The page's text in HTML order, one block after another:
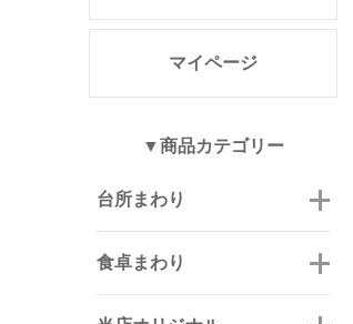
マイページ
▼商品カテゴリー
台所まわり
食卓まわり